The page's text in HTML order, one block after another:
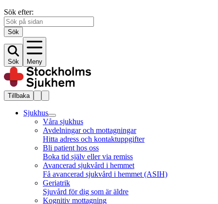
Sök efter:
Sök
Sök Meny
Tillbaka
Sjukhus
Våra sjukhus
Avdelningar och mottagningar
Hitta adress och kontaktuppgifter
Bli patient hos oss
Boka tid själv eller via remiss
Avancerad sjukvård i hemmet
Få avancerad sjukvård i hemmet (ASIH)
Geriatrik
Sjuvård för dig som är äldre
Kognitiv mottagning